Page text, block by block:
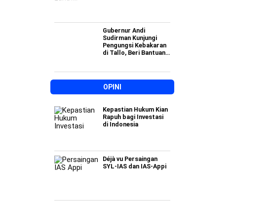
Gubernur Andi
Sudirman Kunjungi
Pengungsi Kebakaran
di Tallo, Beri Bantuan
OPINI
Kepastian Hukum Kian
Rapuh bagi Investasi
di Indonesia
Déjà vu Persaingan
SYL-IAS dan IAS-Appi